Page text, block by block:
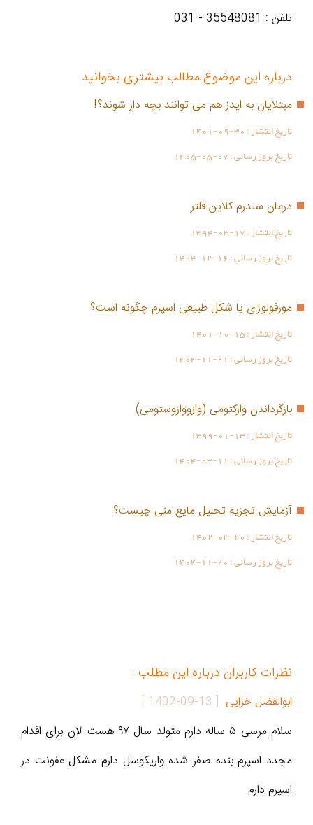
تلفن : 35548081 - 031
درباره این موضوع مطالب بیشتری بخوانید
مبتلایان به ایدز هم می توانند بچه دار شوند؟!
تاریخ انتشار :1401-09-30
تاریخ بروز رسانی :1405-05-07
درمان سندرم کلاین فلتر
تاریخ انتشار :1394-03-17
تاریخ بروز رسانی :1404-12-16
مورفولوژی یا شکل طبیعی اسپرم چگونه است؟
تاریخ انتشار :1401-10-15
تاریخ بروز رسانی : 1404-11-21
بازگرداندن وازکتومی (وازووازوستومی)
تاریخ انتشار :1399-01-13
تاریخ بروز رسانی : 1404-03-11
آزمایش تجزیه تحلیل مایع منی چیست؟
تاریخ انتشار :1402-03-20
تاریخ بروز رسانی :1404-11-20
نظرات کاربران درباره این مطلب :
ابوالفضل خزایی [
1402-09-13
]
سلام مرسی ۵ ساله دارم متولد سال ۹۷ هست الان برای اقدام
مجدد اسپرم بنده صفر شده واریکوسل دارم مشکل عفونت در
اسپرم دارم